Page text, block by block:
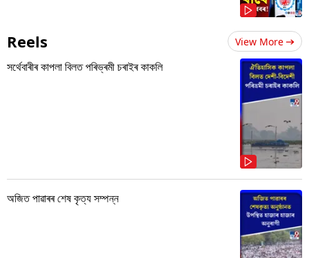
Reels View More
সৰ্থেবাৰীৰ কাপলা বিলত পৰিভ্ৰমী চৰাইৰ কাকলি
অজিত পাৱাৰৰ শেষ কৃত্য সম্পন্ন